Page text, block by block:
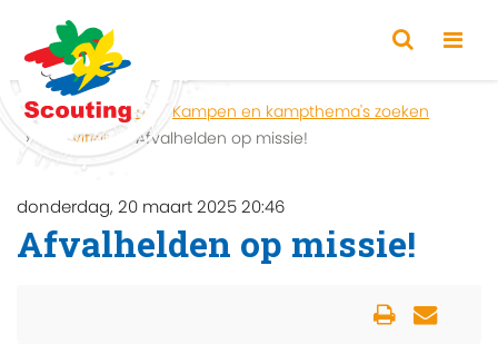
Home Zoeken
Kampen en kampthema's zoeken
Activiteit
Afvalhelden op missie!
donderdag, 20 maart 2025 20:46
Afvalhelden op missie!